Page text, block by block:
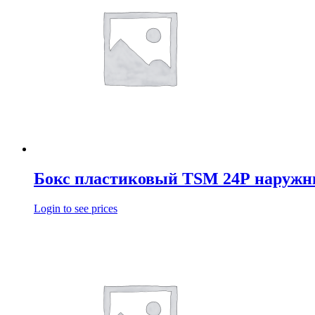
Бокс пластиковый TSM 24Р
Login to see prices